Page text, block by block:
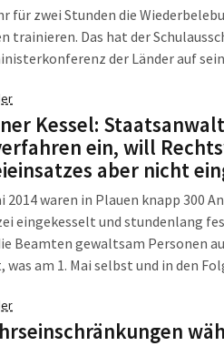
für zwei Stunden die
trainieren. Das hat der
der Länder auf
Helfen anzufangen", sagt Anja
in Sachsen für
Johanniter rund 21.000 Schüler
Kessel:
ein, will
aber nicht
2014 waren in Plauen knapp 300
eingekesselt und stundenlang
Beamten gewaltsam Personen
was am 1. Mai selbst und in den
Thema im Innenausschuss